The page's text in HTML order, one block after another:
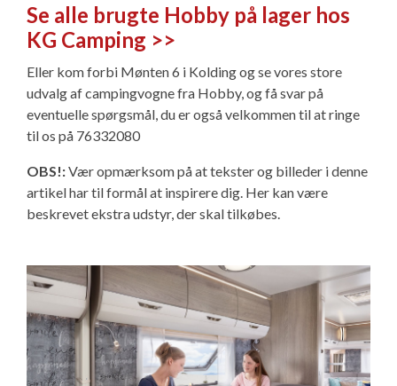
Se alle brugte Hobby på lager hos
KG Camping >>
Eller kom forbi Mønten 6 i Kolding og se vores store
udvalg af campingvogne fra Hobby, og få svar på
eventuelle spørgsmål, du er også velkommen til at ringe
til os på 76332080
OBS!:Vær opmærksom på at tekster og billeder i denne
artikel har til formål at inspirere dig. Her kan være
beskrevet ekstra udstyr, der skal tilkøbes.